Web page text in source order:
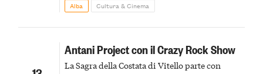
Alba Cultura & Cinema
Antani Project con il Crazy Rock Show
La Sagra della Costata di Vitello parte con